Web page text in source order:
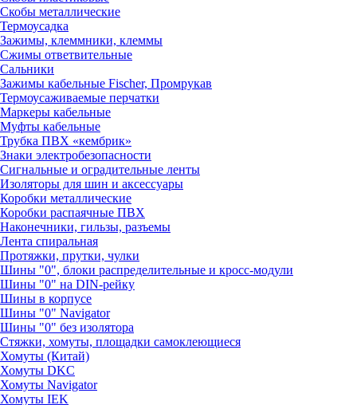
Скобы металлические
Термоусадка
Зажимы, клеммники, клеммы
Сжимы ответвительные
Сальники
Зажимы кабельные Fischer, Промрукав
Термоусаживаемые перчатки
Маркеры кабельные
Муфты кабельные
Трубка ПВХ «кембрик»
Знаки электробезопасности
Сигнальные и оградительные ленты
Изоляторы для шин и аксессуары
Коробки металлические
Коробки распаячные ПВХ
Наконечники, гильзы, разъемы
Лента спиральная
Протяжки, прутки, чулки
Шины "0", блоки распределительные и кросс-модули
Шины "0" на DIN-рейку
Шины в корпусе
Шины "0" Navigator
Шины "0" без изолятора
Стяжки, хомуты, площадки самоклеющиеся
Хомуты (Китай)
Хомуты DKC
Хомуты Navigator
Хомуты IEK